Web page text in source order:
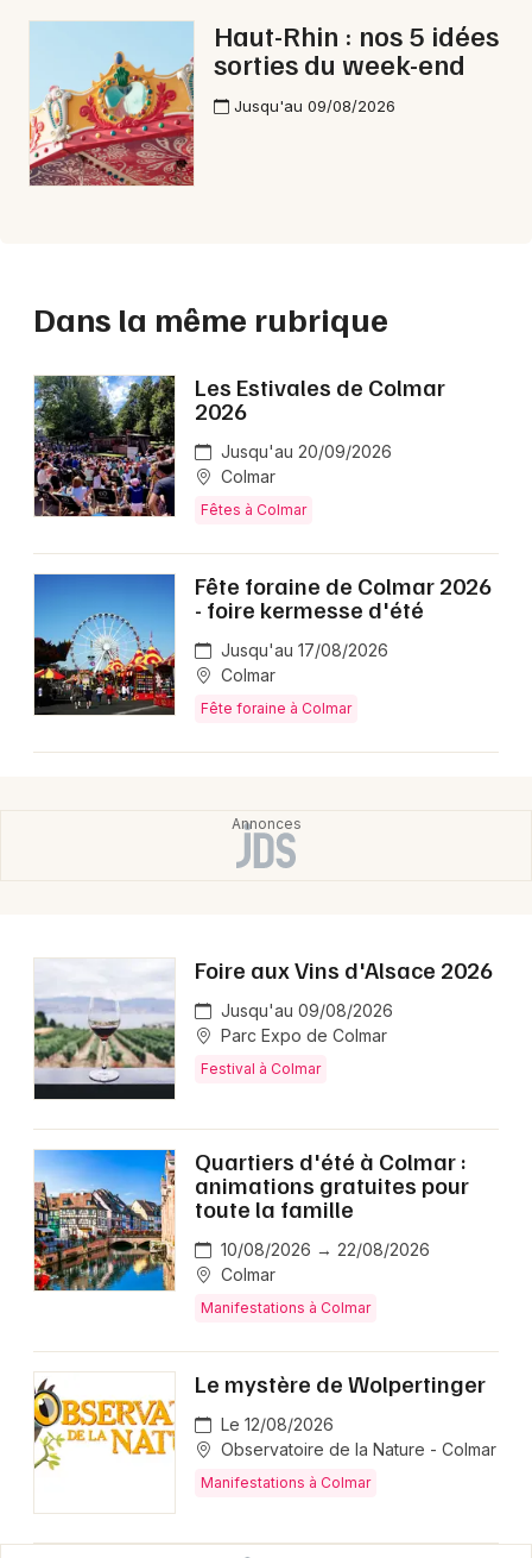
Haut-Rhin : nos 5 idées
sorties du week-end
Jusqu'au 09/08/2026
Dans la même rubrique
Les Estivales de Colmar
2026
Jusqu'au 20/09/2026
Colmar
Fêtes à Colmar
Fête foraine de Colmar 2026
- foire kermesse d'été
Jusqu'au 17/08/2026
Colmar
Fête foraine à Colmar
Foire aux Vins d'Alsace 2026
Jusqu'au 09/08/2026
Parc Expo de Colmar
Festival à Colmar
Quartiers d'été à Colmar :
animations gratuites pour
toute la famille
10/08/2026 → 22/08/2026
Colmar
Manifestations à Colmar
Le mystère de Wolpertinger
Le 12/08/2026
Observatoire de la Nature - Colmar
Manifestations à Colmar